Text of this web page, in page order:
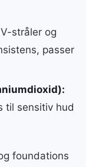
stråler og
passer
til sensitiv hud
foundations